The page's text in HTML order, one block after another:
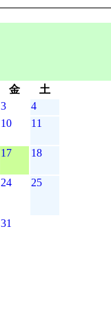
金
土
3 4
10 11
17 18
24 25
31